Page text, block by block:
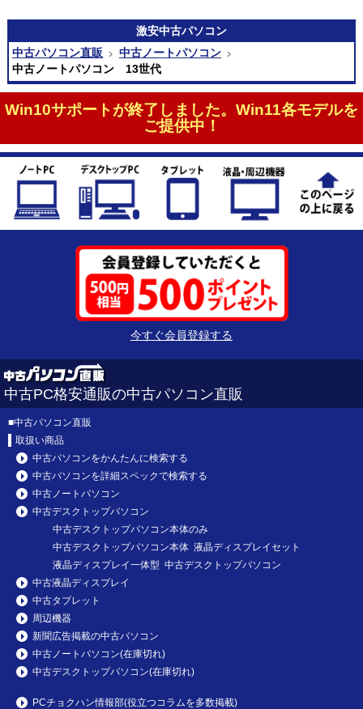
激安中古パソコン
中古パソコン直販
中古ノートパソコン
中古ノートパソコン 13世代
Win10サポートが終了しました。Win11各モデルを
ご提供中！
今すぐ会員登録する
中古PC格安通販の中古パソコン直販
■中古パソコン直販
取扱い商品
中古パソコンをかんたんに検索する
中古パソコンを詳細スペックで検索する
中古ノートパソコン
中古デスクトップパソコン
中古デスクトップパソコン本体のみ
中古デスクトップパソコン本体 液晶ディスプレイセット
液晶ディスプレイ一体型 中古デスクトップパソコン
中古液晶ディスプレイ
中古タブレット
周辺機器
新聞広告掲載の中古パソコン
中古ノートパソコン(在庫切れ)
中古デスクトップパソコン(在庫切れ)
PCチョクハン情報部(役立つコラムを多数掲載)